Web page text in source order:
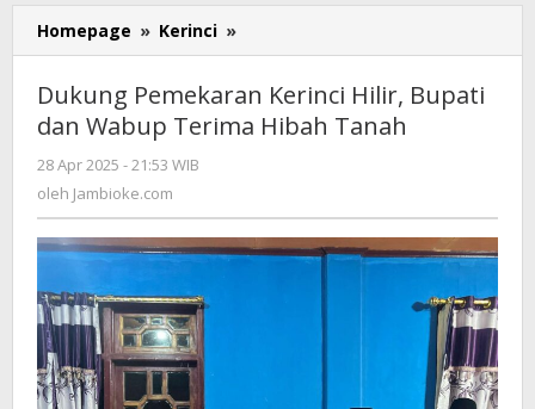
Homepage » Kerinci »
Pemekaran
Hilir,
Bupati
Tanah
Dukung Pemekaran Kerinci Hilir, Bupati
dan Wabup Terima Hibah Tanah
28 Apr 2025 - 21:53 WIB
oleh Jambioke.com